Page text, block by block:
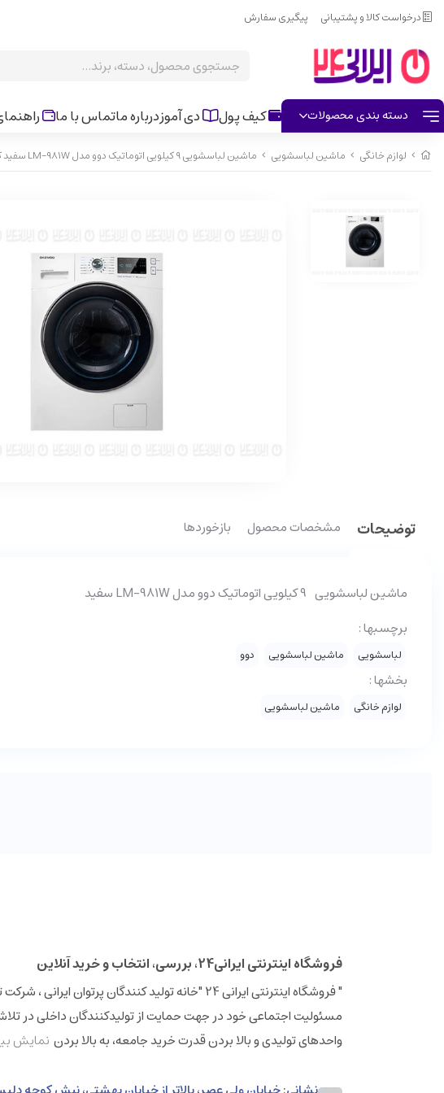
درخواست کالا و پشتیبانی پیگیری سفارش
دسته بندی محصولات کیف پول دی آموزدرباره ماتماس با ما
لوازم خانگی ماشین لباسشویی ماشین لباسشویی 9 کیلویی اتوماتیک دوو مدل LM-981W سفید کد 42530
توضیحات مشخصات محصول بازخوردها
ماشین لباسشویی 9 کیلویی اتوماتیک دوو مدل LM-981W سفید
برچسبها :
لباسشویی ماشین لباسشویی دوو
بخشها :
لوازم خانگی ماشین لباسشویی
فروشگاه اینترنتی ایرانی24، بررسی، انتخاب و خرید آنلاین
مسئولیت اجتماعی خود در جهت حمایت از تولیدکنندگان داخلی در
واحدهای تولیدی و بالا بردن قدرت خرید جامعه، به بالا بردن نمایش